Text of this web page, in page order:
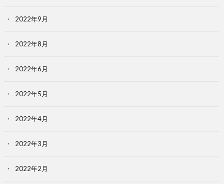
2022年9月
2022年8月
2022年6月
2022年5月
2022年4月
2022年3月
2022年2月